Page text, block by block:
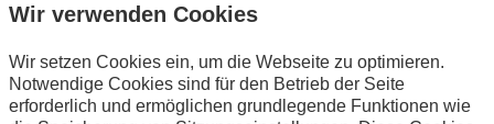
Wir verwenden Cookies
Wir setzen Cookies ein, um die Webseite zu optimieren.
Notwendige Cookies sind für den Betrieb der Seite
erforderlich und ermöglichen grundlegende Funktionen wie